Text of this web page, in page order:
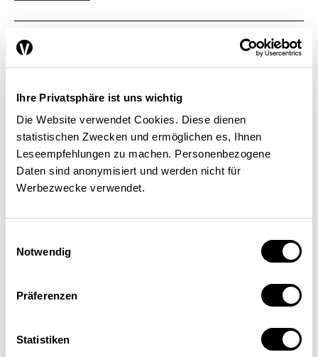
Ihre Privatsphäre ist uns wichtig
Die Website verwendet Cookies. Diese dienen
statistischen Zwecken und ermöglichen es, Ihnen
Leseempfehlungen zu machen. Personenbezogene
Daten sind anonymisiert und werden nicht für
Werbezwecke verwendet.
Notwendig
Präferenzen
Statistiken
Bettina Staehli ,Christina
Seyler
Cheffe de l’équipe compétente « Stratégie et
innovation », Haute école spécialisée bernoise